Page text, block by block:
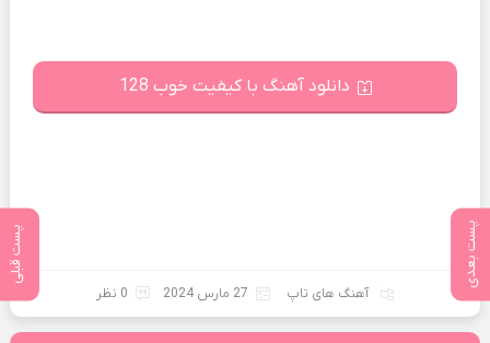
پست بعدی پست قبلی
دانلود آهنگ با کیفیت خوب 128
آهنگ های تاپ 27 مارس 2024 0 نظر